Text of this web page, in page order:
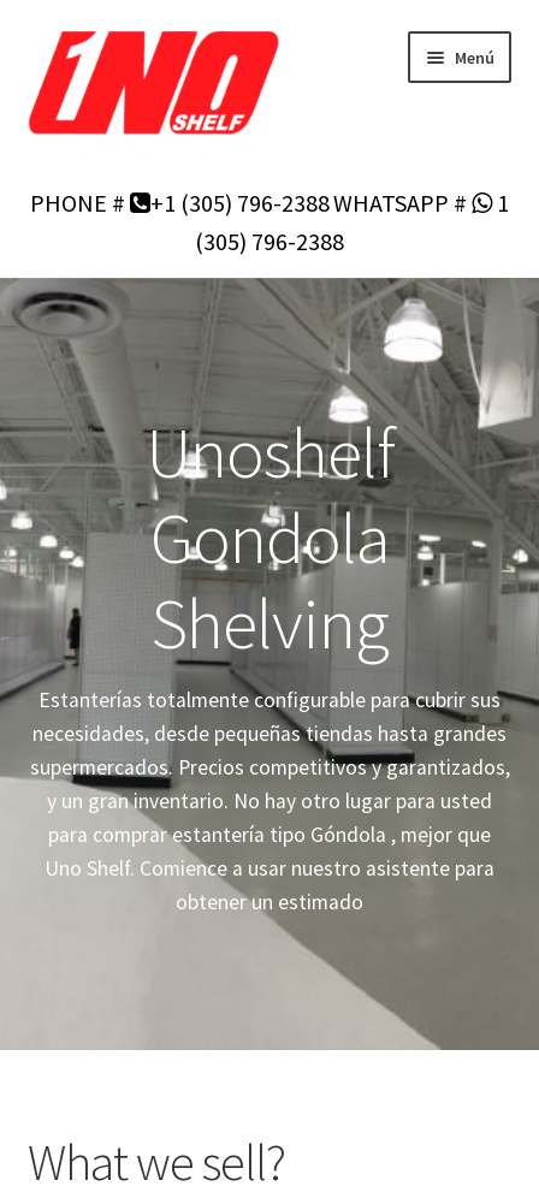
la
navegación
contenido
Menú
Comprar por Categorias
Contactenos
Gondola herramienta de configurador ©
Inicio
Mi cuenta
Pagar
PHONE # +1 (305) 796-2388WHATSAPP #
1
(305) 796-2388
Unoshelf
Gondola
Shelving
Estanterías totalmente configurable para cubrir sus
necesidades, desde pequeñas tiendas hasta grandes
supermercados. Precios competitivos y garantizados,
y un gran inventario. No hay otro lugar para usted
para comprar estantería tipo Góndola , mejor que
Uno Shelf. Comience a usar nuestro asistente para
obtener un estimado
What we sell?